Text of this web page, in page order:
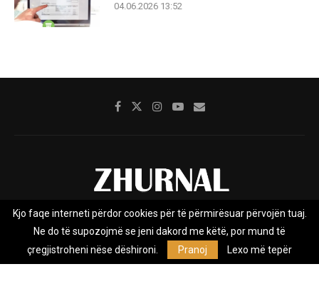
04.06.2026 13:52
Rreth nesh Impresumi Marketing
Privacy Policy
Zhurnal.mk është Agjenci e Lajmeve e pavarur, e themeluar në vitin
Kjo faqe interneti përdor cookies për të përmirësuar përvojën tuaj.
Ne do të supozojmë se jeni dakord me këtë, por mund të
çregjistroheni nëse dëshironi.
Pranoj Lexo më tepër